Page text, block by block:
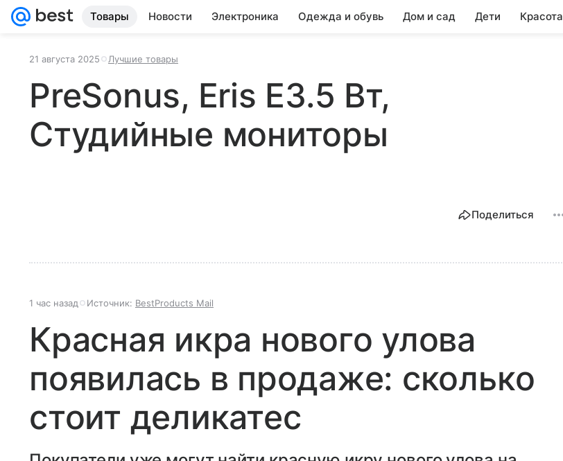
Товары Новости Электроника Одежда и обувь Дом и сад Дети Красота
21 августа 2025 Лучшие товары
PreSonus, Eris E3.5 Вт,
Студийные мониторы
Поделиться
1 час назад Источник: BestProducts Mail
Красная икра нового улова
появилась в продаже: сколько
стоит деликатес